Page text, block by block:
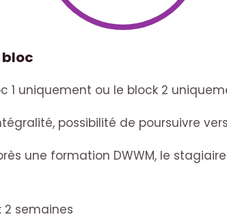
1 uniquement ou le block 2
possibilité de poursuivre
une formation DWWM, le
: 2 semaines